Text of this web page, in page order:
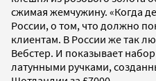
сжимая жемчужину. «Когда
России, о том, что должно
клиентам. В России же так
Вебстер. И показывает
латунными ручками,